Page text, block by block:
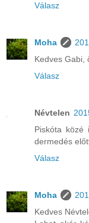
Válasz
Moha
Kedves Gabi,
Válasz
Névtelen
Piskóta
dermedés
Válasz
Moha
Kedves